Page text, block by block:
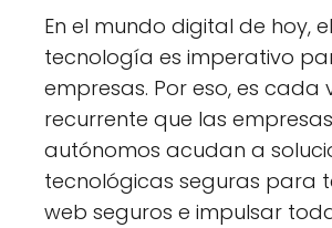
En el mundo digital de hoy,
tecnología es imperativo
empresas. Por eso, es cada
recurrente que las
autónomos acudan a
tecnológicas seguras para
web seguros e impulsar